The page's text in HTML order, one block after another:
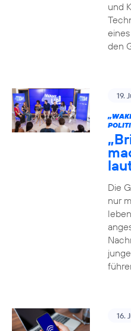
und
den
19.
Die
nur
16.